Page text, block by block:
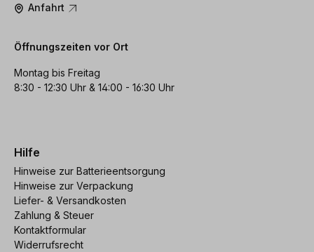
Anfahrt
Öffnungszeiten vor Ort
Montag bis Freitag
8:30 - 12:30 Uhr & 14:00 - 16:30 Uhr
Hilfe
Hinweise zur Batterieentsorgung
Hinweise zur Verpackung
Liefer- & Versandkosten
Zahlung & Steuer
Kontaktformular
Widerrufsrecht